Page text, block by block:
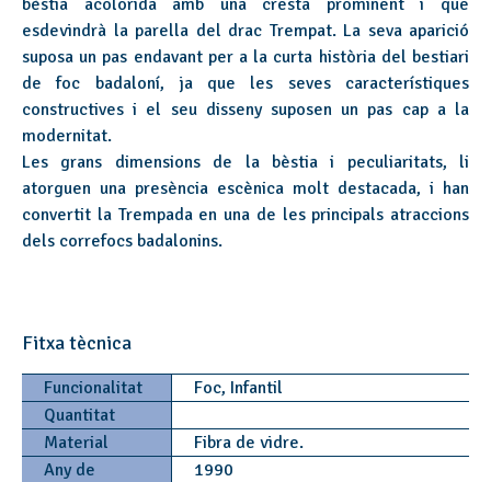
bèstia acolorida amb una cresta prominent i que
esdevindrà la parella del drac Trempat. La seva aparició
suposa un pas endavant per a la curta història del bestiari
de foc badaloní, ja que les seves característiques
constructives i el seu disseny suposen un pas cap a la
modernitat.
Les grans dimensions de la bèstia i peculiaritats, li
atorguen una presència escènica molt destacada, i han
convertit la Trempada en una de les principals atraccions
dels correfocs badalonins.
Fitxa tècnica
Funcionalitat
Foc, Infantil
Quantitat
Material
Fibra de vidre.
Any de
1990